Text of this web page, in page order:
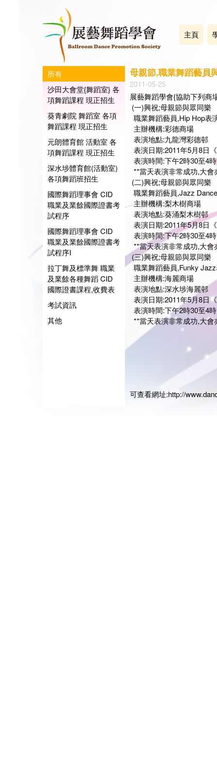
主頁
所有
沙田大會堂{舞蹈室} 各
項舞蹈課程 現正招生
葵青劇院 舞蹈室 各項
舞蹈課程 現正招生
元朗體育館 活動室 各
項舞蹈課程 現正招生
深水埗體育館(活動室)
各項舞蹈班招生
國際舞蹈理事會 CID
職業及業餘國際證書考
試程序
國際舞蹈理事會 CID
職業及業餘國際證書考
試程序I
拉丁舞及標準舞 職業
及業餘各種舞蹈 CID
國際證書課程,收費表
考試資訊
其他
母親節,職業舞蹈藝員
2011-05-25
展藝舞蹈學會{協助下列商
(一)興祝;母親節與眾同樂
職業舞蹈藝員,Hip Hop表
主辦機構:彩德商場
表演地點:九龍灣彩德邨
表演日期:2011年5月8日
表演時間:下午2時30至4時
**當天表演非常成功,大
(二)興祝;母親節與眾同樂
職業舞蹈藝員,Jazz
主辦機構:梨木樹商場
表演地點:葵涌梨木樹邨
表演日期:2011年5月8日
表演時間:下午2時30至4時
**當天表演非常成功,大
(三)興祝;母親節與眾同樂
職業舞蹈藝員,Funky
主辦機構:海麗商場
表演地點:深水埗海麗邨
表演日期:2011年5月8日
表演時間:下午2時30至4時
**當天表演非常成功,大
展藝
會長:
日期
可查看網址:http://